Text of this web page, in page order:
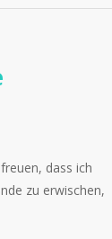
dass ich
zu erwischen,